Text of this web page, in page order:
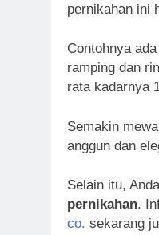
pernikahan ini
Contohnya
ramping dan
rata kadarnya
Semakin
anggun dan
Selain itu,
pernikahan.
co. sekarang